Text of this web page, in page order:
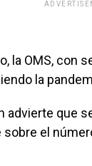
la OMS, con
la
advierte que
el